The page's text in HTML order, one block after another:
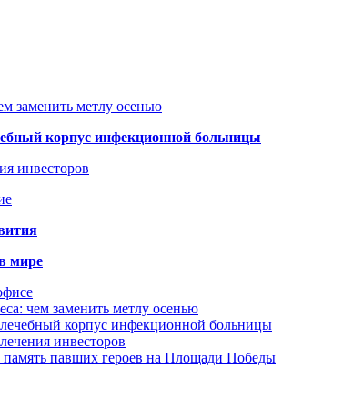
заменить метлу осенью
корпус инфекционной больницы
инвесторов
мире
чем заменить метлу осенью
корпус инфекционной больницы
инвесторов
память павших героев на Площади Победы